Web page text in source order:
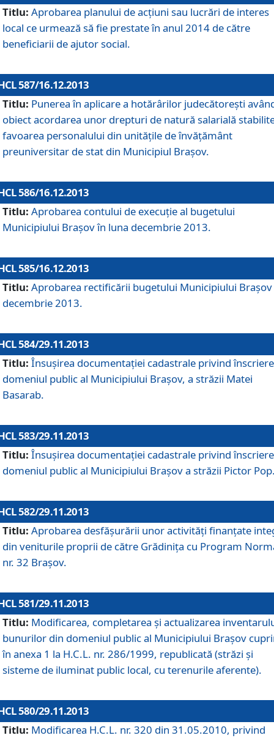
Titlu: Aprobarea planului de acţiuni sau lucrări de interes
local ce urmează să fie prestate în anul 2014 de către
beneficiarii de ajutor social.
587/16.12.2013
Titlu: Punerea în aplicare a hotărârilor judecătoreşti
obiect acordarea unor drepturi de natură salarială
favoarea personalului din unităţile de învăţământ
preuniversitar de stat din Municipiul Braşov.
586/16.12.2013
Titlu: Aprobarea contului de execuţie al bugetului
Municipiului Braşov în luna decembrie 2013.
585/16.12.2013
Titlu: Aprobarea rectificării bugetului Municipiului Braşov
decembrie 2013.
584/29.11.2013
Titlu: Însuşirea documentaţiei cadastrale privind
domeniul public al Municipiului Braşov, a străzii Matei
Basarab.
583/29.11.2013
Titlu: Însuşirea documentaţiei cadastrale privind
domeniul public al Municipiului Braşov a străzii Pictor
582/29.11.2013
Titlu: Aprobarea desfăşurării unor activităţi finanţate
din veniturile proprii de către Grădiniţa cu Program
nr. 32 Braşov.
581/29.11.2013
Titlu: Modificarea, completarea şi actualizarea
bunurilor din domeniul public al Municipiului Braşov
în anexa 1 la H.C.L. nr. 286/1999, republicată (străzi şi
sisteme de iluminat public local, cu terenurile aferente).
580/29.11.2013
Titlu: Modificarea H.C.L. nr. 320 din 31.05.2010, privind